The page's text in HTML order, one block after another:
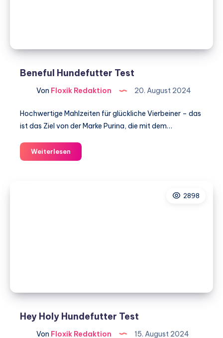
Beneful Hundefutter Test
Von Floxik Redaktion 20. August 2024
Hochwertige Mahlzeiten für glückliche Vierbeiner – das
ist das Ziel von der Marke Purina, die mit dem…
Weiterlesen
Hundefutter
2898
Hey Holy Hundefutter Test
Von Floxik Redaktion 15. August 2024